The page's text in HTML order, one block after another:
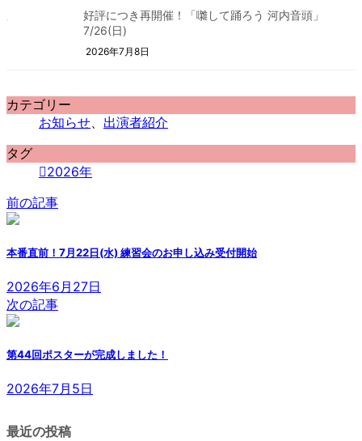
好評につき再開催！「囃して踊ろう 河内音頭」
7/26(日)
2026年7月8日
カテゴリー
お知らせ
出演者紹介
タグ
2026年
前の記事
本番直前！7月22日(水) 練習会のお申し込み受付開始
2026年6月27日
次の記事
第44回ポスターが完成しました！
2026年7月5日
最近の投稿